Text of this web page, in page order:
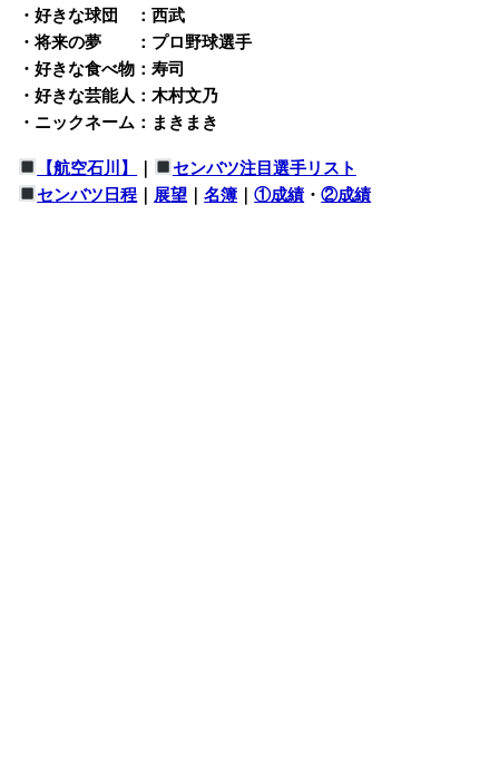
・好きな球団 ：西武
・将来の夢 ：プロ野球選手
・好きな食べ物：寿司
・好きな芸能人：木村文乃
・ニックネーム：まきまき
【航空石川】 ｜
センバツ注目選手リスト
センバツ日程 ｜ 展望 ｜名簿 ｜①成績 ・②成績